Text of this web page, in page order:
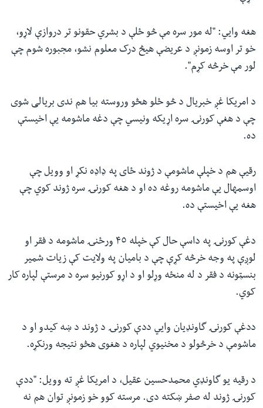
هغه وایي: "له مور سره مې څو ځلې د بشري حقونو تر دروازې لاړو،
خو تر اوسه زمونږ د عریضې هیڅ درک معلوم نشو، مجبوره شوم چې
لور مې خرڅه کړم".
د امریکا غږ خبریال د څو ځلو هڅو وروسته بیا هم ندی بریالی شوی
چې د هغې کورنۍ سره اړیکه ونیسي چې دغه ماشومه یې اخیستې
ده.
رقیې هم د خپلې ماشومې د ژوند ځای په ډاډه نکړ او وویل چې
اوسمهال یې ماشومه روغه ده او د هغه کورنۍ سره ژوند کوي چې
هغه یې اخیستې ده.
دغې کورنۍ په داسې حال کې خپله ۴٥ ورځنۍ ماشومه د فقر او
لوږې په وجه خرڅه کړې چې د بامیان په ولایت کې زیات شمیر
بنسټونه د فقر د له منځه وړلو او د اړو کورنیو سره د مرستې لپاره کار
کوي.
ددغې کورنۍ گاونډیان وایي ددې کورنۍ د ژوند د ښه کیدو او د
ماشومې د خرڅولو د مخنیوي لپاره د هغوی هڅو نتیجه ورنکړه.
د رقیه یو گاونډي محمدحسین عقیل، د امریکا غږ ته وویل: "ددې
کورنۍ ژوند له صفر ښکته دی. مرسته کوو خو زمونږ توان هم نه